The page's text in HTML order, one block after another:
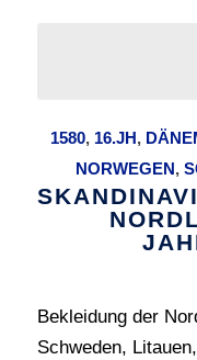
1580, 16.JH,
NORWEGEN,
Bekleidung der
Schweden,